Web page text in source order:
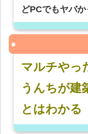
どPCでもヤバか
マルチやっ
うんちが建
とはわかる